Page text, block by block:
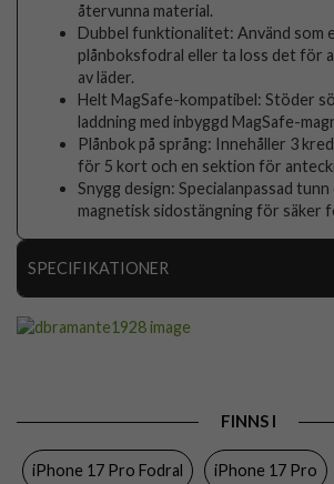
återvunna material.
Dubbel funktionalitet: Använd som
plånboksfodral eller ta loss det för
av läder.
Helt MagSafe-kompatibel: Stöder
laddning med inbyggd MagSafe-
Plånbok på språng: Innehåller 3
för 5 kort och en sektion för
Snygg design: Specialanpassad tunn
magnetisk sidostängning för säker
SPECIFIKATIONER
Kortfack,
FINNS I
iPhone 17 Pro Fodral iPhone 17 Pro